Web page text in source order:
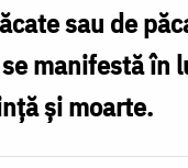
sau de
manifestă în
şi moarte.